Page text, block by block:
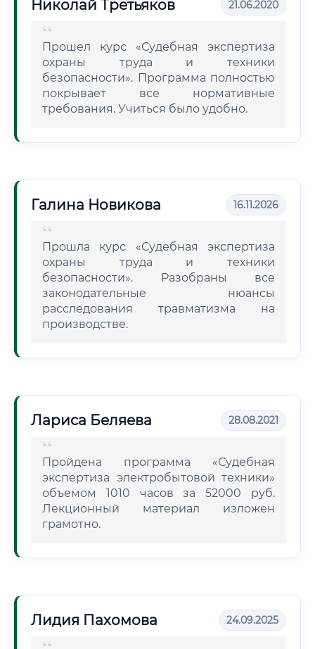
Николай Третьяков 21.06.2020
Прошел курс «Судебная экспертиза
охраны труда и техники
безопасности». Программа полностью
покрывает все нормативные
требования. Учиться было удобно.
Галина Новикова 16.11.2026
Прошла курс «Судебная экспертиза
охраны труда и техники
безопасности». Разобраны все
законодательные нюансы
расследования травматизма на
производстве.
Лариса Беляева 28.08.2021
Пройдена программа «Судебная
экспертиза электробытовой техники»
объемом 1010 часов за 52000 руб.
Лекционный материал изложен
грамотно.
Лидия Пахомова 24.09.2025